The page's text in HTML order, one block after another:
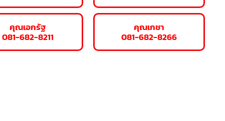
คุณเอกรัฐ
081-682-8211
คุณเกชา
081-682-8266